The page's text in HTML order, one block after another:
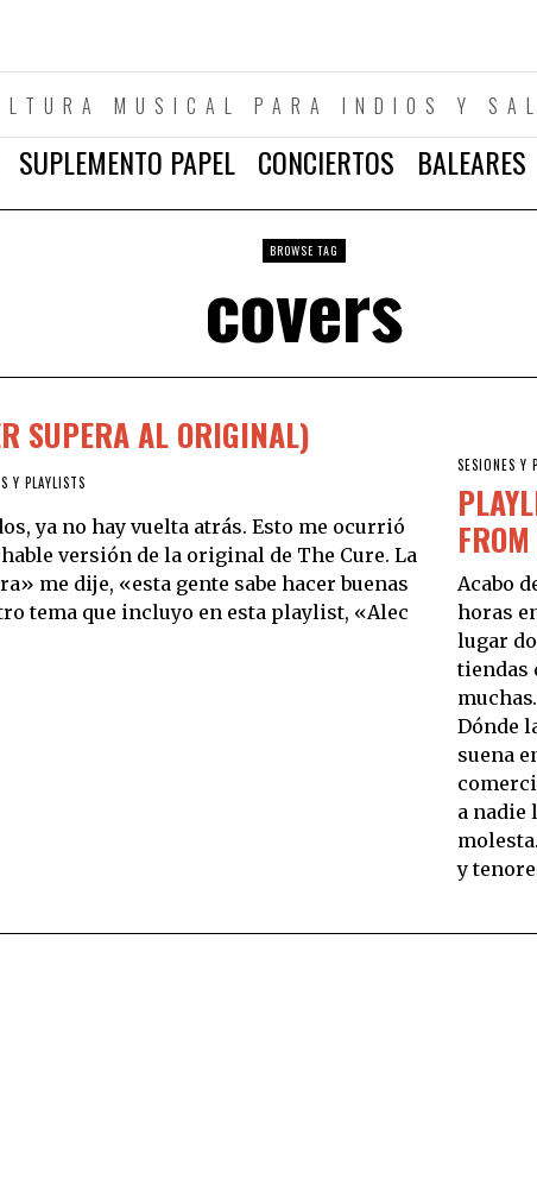
MUSICAL PARA INDIOS Y
SUPLEMENTO PAPEL CONCIERTOS BALEARES
BROWSE TAG
covers
SUPERA AL ORIGINAL)
Y PLAYLISTS
ya no hay vuelta atrás. Esto me ocurrió
versión de la original de The Cure. La
me dije, «esta gente sabe hacer buenas
tema que incluyo en esta playlist, «Alec
SESIONES Y
Acabo
horas
lugar
tiendas
Dónde
suena
a nadie
y